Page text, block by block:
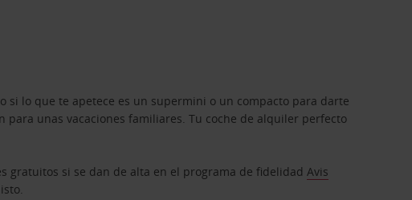
si lo que te apetece es un supermini o un compacto para darte
unas vacaciones familiares. Tu coche de alquiler perfecto
gratuitos si se dan de alta en el programa de fidelidadAvis